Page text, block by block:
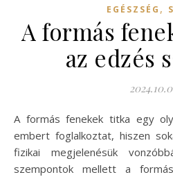
EGÉSZSÉG ,
A formás
az edzés
A formás fenekek titka egy olyan téma, amely számos
embert foglalkoztat, hiszen
fizikai megjelenésük
szempontok mellett a